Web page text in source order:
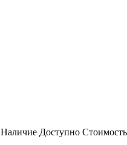
Наличие Доступно Стоимость